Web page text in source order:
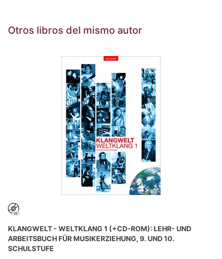
Otros libros del mismo autor
KLANGWELT - WELTKLANG 1 (+CD-ROM): LEHR- UND
ARBEITSBUCH FÜR MUSIKERZIEHUNG, 9. UND 10.
SCHULSTUFE